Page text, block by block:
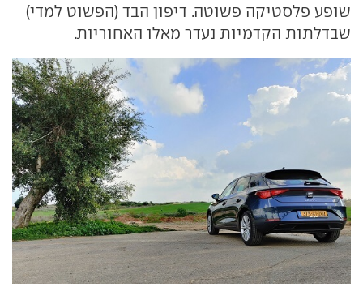
שופע פלסטיקה פשוטה. דיפון הבד (הפשוט למדי)
שבדלתות הקדמיות נעדר מאלו האחוריות.